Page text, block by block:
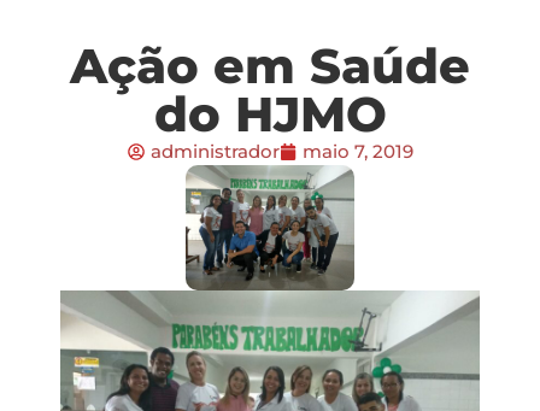
Ação em Saúde
do HJMO
administrador maio 7, 2019